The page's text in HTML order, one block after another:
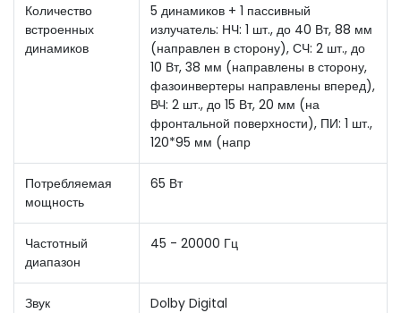
Количество
встроенных
динамиков
5 динамиков + 1 пассивный
излучатель: НЧ: 1 шт., до 40 Вт, 88 мм
(направлен в сторону), СЧ: 2 шт., до
10 Вт, 38 мм (направлены в сторону,
фазоинвертеры направлены вперед),
ВЧ: 2 шт., до 15 Вт, 20 мм (на
фронтальной поверхности), ПИ: 1 шт.,
120*95 мм (напр
Потребляемая
мощность
65 Вт
Частотный
диапазон
45 - 20000 Гц
Звук Dolby Digital